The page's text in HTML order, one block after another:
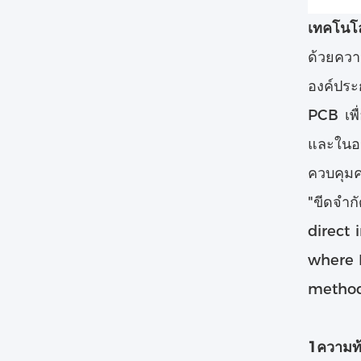
เทคโน
ด้วยคว
องค์ปร
PCB เ
และใน
ควบคุม
"ขีดจํา
direct
where
1ความ